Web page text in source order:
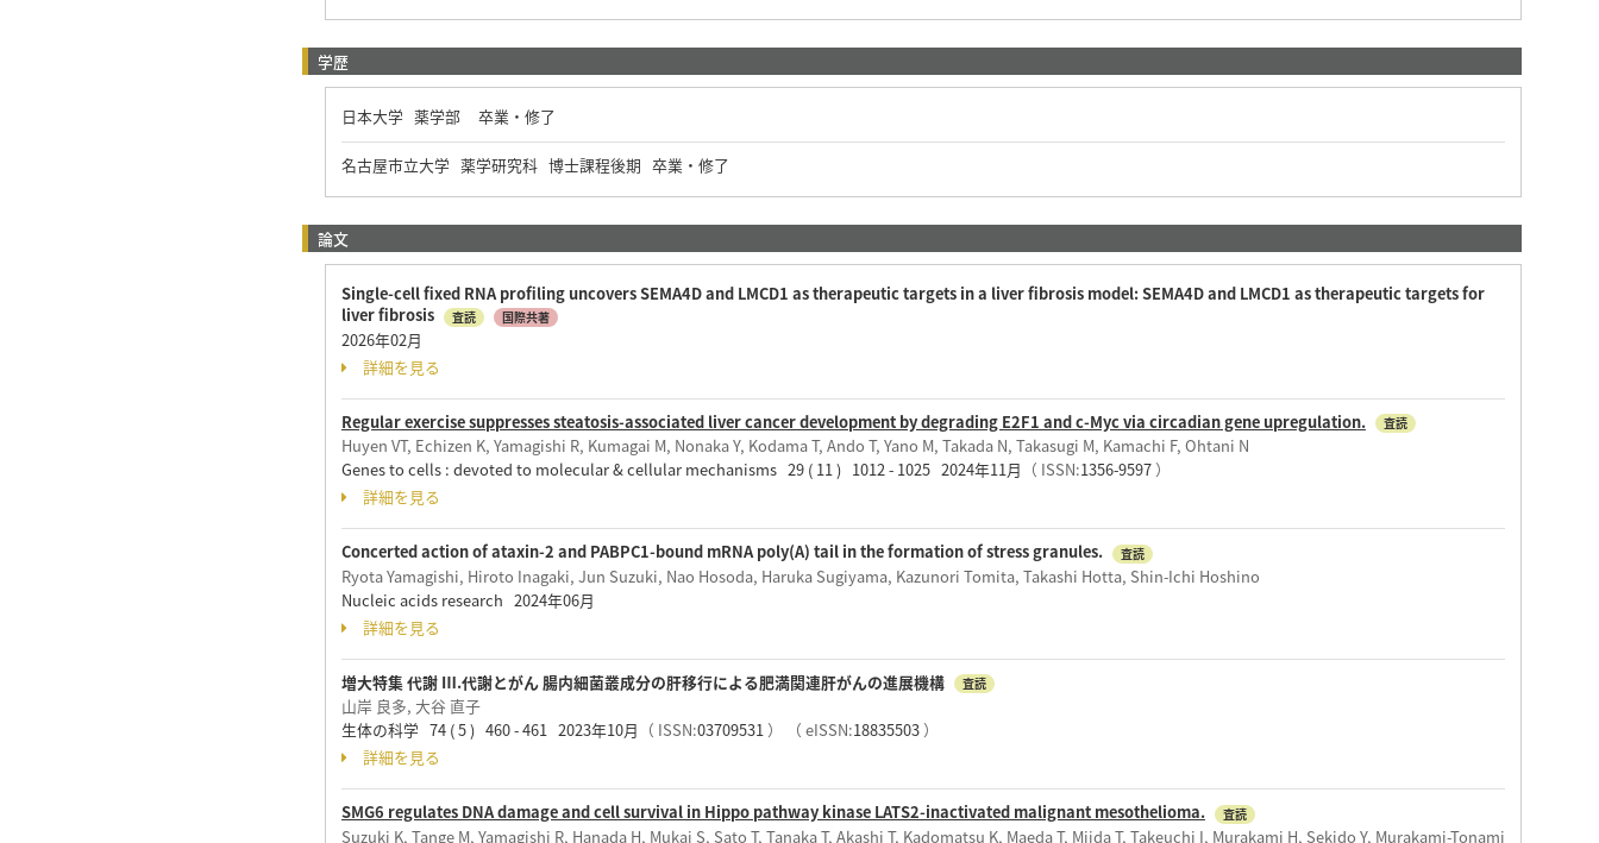
学歴
日本大学 薬学部 卒業・修了
名古屋市立大学 薬学研究科 博士課程後期 卒業・修了
論文
Single-cell fixed RNA profiling uncovers SEMA4D and LMCD1 as therapeutic targets in a liver fibrosis model: SEMA4D and LMCD1 as therapeutic targets for
liver fibrosis
査読 国際共著
2026年02月
詳細を見る
Regular exercise suppresses steatosis-associated liver cancer development by degrading E2F1 and c-Myc via circadian gene upregulation. 査読
Huyen VT, Echizen K, Yamagishi R, Kumagai M, Nonaka Y, Kodama T, Ando T, Yano M, Takada N, Takasugi M, Kamachi F, Ohtani N
Genes to cells : devoted to molecular & cellular mechanisms 29 ( 11 ) 1012 - 1025 2024年11月 （ ISSN:1356-9597）
詳細を見る
Concerted action of ataxin-2 and PABPC1-bound mRNA poly(A) tail in the formation of stress granules. 査読
Ryota Yamagishi, Hiroto Inagaki, Jun Suzuki, Nao Hosoda, Haruka Sugiyama, Kazunori Tomita, Takashi Hotta, Shin-Ichi Hoshino
Nucleic acids research 2024年06月
詳細を見る
増大特集 代謝 Ⅲ.代謝とがん 腸内細菌叢成分の肝移行による肥満関連肝がんの進展機構 査読
山岸 良多, 大谷 直子
生体の科学 74 ( 5 ) 460 - 461 2023年10月 （ ISSN:03709531） （ eISSN:18835503）
詳細を見る
SMG6 regulates DNA damage and cell survival in Hippo pathway kinase LATS2-inactivated malignant mesothelioma. 査読
Suzuki K, Tange M, Yamagishi R, Hanada H, Mukai S, Sato T, Tanaka T, Akashi T, Kadomatsu K, Maeda T, Miida T, Takeuchi I, Murakami H, Sekido Y, Murakami-Tonami